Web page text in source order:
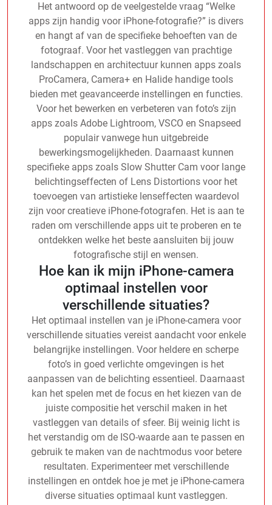
Het antwoord op de veelgestelde vraag “Welke
apps zijn handig voor iPhone-fotografie?” is divers
en hangt af van de specifieke behoeften van de
fotograaf. Voor het vastleggen van prachtige
landschappen en architectuur kunnen apps zoals
ProCamera, Camera+ en Halide handige tools
bieden met geavanceerde instellingen en functies.
Voor het bewerken en verbeteren van foto’s zijn
apps zoals Adobe Lightroom, VSCO en Snapseed
populair vanwege hun uitgebreide
bewerkingsmogelijkheden. Daarnaast kunnen
specifieke apps zoals Slow Shutter Cam voor lange
belichtingseffecten of Lens Distortions voor het
toevoegen van artistieke lenseffecten waardevol
zijn voor creatieve iPhone-fotografen. Het is aan te
raden om verschillende apps uit te proberen en te
ontdekken welke het beste aansluiten bij jouw
fotografische stijl en wensen.
Hoe kan ik mijn iPhone-camera
optimaal instellen voor
verschillende situaties?
Het optimaal instellen van je iPhone-camera voor
verschillende situaties vereist aandacht voor enkele
belangrijke instellingen. Voor heldere en scherpe
foto’s in goed verlichte omgevingen is het
aanpassen van de belichting essentieel. Daarnaast
kan het spelen met de focus en het kiezen van de
juiste compositie het verschil maken in het
vastleggen van details of sfeer. Bij weinig licht is
het verstandig om de ISO-waarde aan te passen en
gebruik te maken van de nachtmodus voor betere
resultaten. Experimenteer met verschillende
instellingen en ontdek hoe je met je iPhone-camera
diverse situaties optimaal kunt vastleggen.